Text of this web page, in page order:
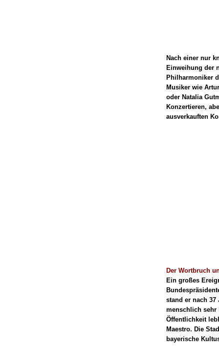
Nach einer nur
Einweihung der
Philharmoniker
Musiker wie
oder Natalia
Konzertieren,
ausverkauften
Der Wortbruch
Ein großes
stand er nach
menschlich sehr
Öffentlichkeit
Maestro. Die
bayerische